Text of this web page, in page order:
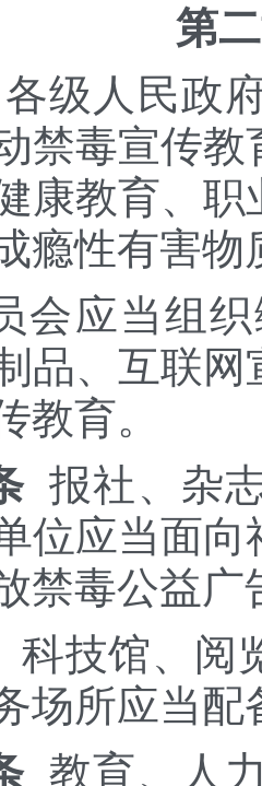
第
各级人民政
禁毒宣传
康教育、
瘾性有害
会应当组
品、互联
教育。
报社、杂
位应当面
禁毒公益广
科技馆、阅
场所应当
教育、人